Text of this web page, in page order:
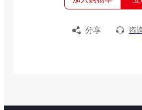
分享 咨